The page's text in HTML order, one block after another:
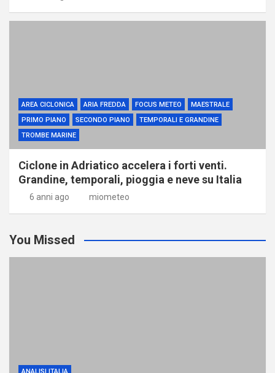
AREA CICLONICA ARIA FREDDA FOCUS METEO
MAESTRALE
PRIMO PIANO
SECONDO PIANO
TEMPORALI E GRANDINE
TROMBE MARINE
Ciclone in Adriatico accelera i forti venti.
Grandine, temporali, pioggia e neve su Italia
6 anni ago miometeo
You Missed
ANALISI ITALIA